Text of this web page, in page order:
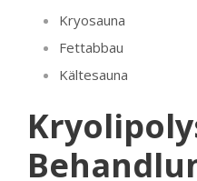
Kryosauna
Fettabbau
Kältesauna